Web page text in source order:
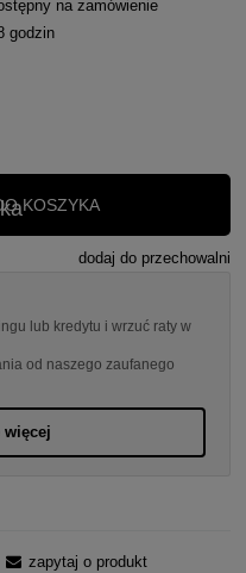
na zamówienie
godzin
KOSZYKA
dodaj do przechowalni
lub kredytu i wrzuć raty w
od naszego zaufanego
więcej
zapytaj o produkt